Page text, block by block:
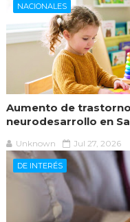
NACIONALES
Aumento de
neurodesarrollo en
Unknown Jul 27, 2026
DE INTERÉS